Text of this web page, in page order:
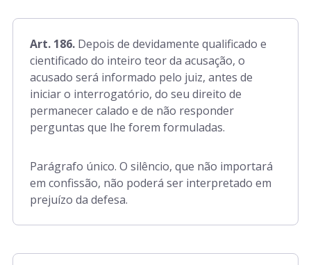
Art. 186. Depois de devidamente qualificado e
cientificado do inteiro teor da acusação, o
acusado será informado pelo juiz, antes de
iniciar o interrogatório, do seu direito de
permanecer calado e de não responder
perguntas que lhe forem formuladas.
Parágrafo único. O silêncio, que não importará
em confissão, não poderá ser interpretado em
prejuízo da defesa.